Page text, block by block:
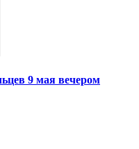
9 мая вечером